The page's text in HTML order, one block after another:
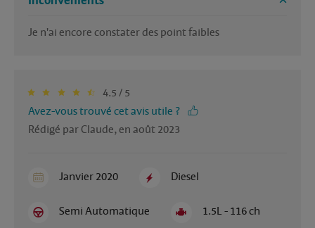
Je n'ai encore constater des point faibles
4.5 / 5
Avez-vous trouvé cet avis utile ?
Rédigé par Claude, en août 2023
Janvier 2020 Diesel
Semi Automatique 1.5L - 116 ch